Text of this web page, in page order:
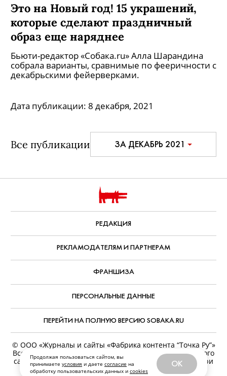
Продолжая пользоваться сайтом, вы
принимаете условия и даете согласие на
обработку пользовательских данных и cookies
OK
Это на Новый год! 15 украшений,
которые сделают праздничный
образ еще наряднее
Бьюти-редактор «Собака.ru» Алла Шарандина
собрала варианты, сравнимые по фееричности с
декабрьскими фейерверками.
Дата публикации: 8 декабря, 2021
Все публикации ЗА ДЕКАБРЬ 2021
РЕДАКЦИЯ
РЕКЛАМОДАТЕЛЯМ И ПАРТНЕРАМ
ФРАНШИЗА
ПЕРСОНАЛЬНЫЕ ДАННЫЕ
ПЕРЕЙТИ НА ПОЛНУЮ ВЕРСИЮ SOBAKA.RU
© ООО «Журналы и сайты «Фабрика контента “Точка Ру”»
Все права защищены. Перепечатка материалов данного
сайта возможна только с письменного разрешения. При
цитировании ссылка на www.sobaka.ru обязательна.